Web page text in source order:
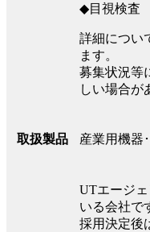
◆目視検査
詳細につい
ます。
募集状況等
しい場合が
取扱製品 産業用機器
UTエージ
いる会社で
採用決定後